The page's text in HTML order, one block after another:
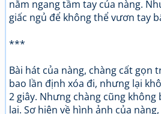
nằm ngang tầm tay của nàng.
giấc ngủ để không thể vươn tay
***
Bài hát của nàng, chàng cất
bao lần định xóa đi, nhưng lại
2 giây. Nhưng chàng cũng
lại. Sợ hiện về hình ảnh của